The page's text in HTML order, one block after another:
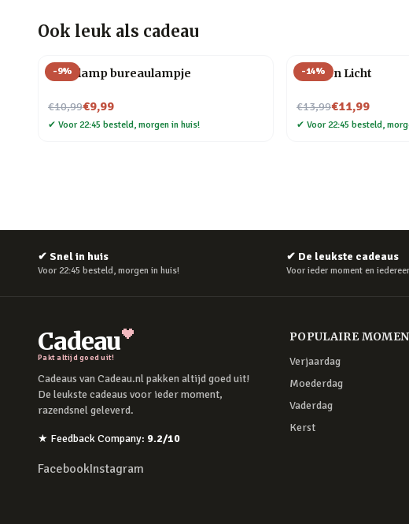
Ook leuk als cadeau
-9%
Gloeilamp bureaulampje
€10,99
Nu voor€9,99
✔ Voor 22:45 besteld, morgen in huis!
-14%
Flessen Licht
€13,99
Nu voor€11,99
✔ Voor 22:45 besteld,
✔ Snel in huis
Voor 22:45 besteld, morgen in huis!
✔ De leukste cadeaus
Voor ieder moment en
Cadeau
Pakt altijd goed uit!
Cadeaus van Cadeau.nl pakken altijd goed uit!
De leukste cadeaus voor ieder moment,
razendsnel geleverd.
★ Feedback Company: 9.2/10
FacebookInstagram
POPULAIRE
Verjaardag
Moederdag
Vaderdag
Kerst